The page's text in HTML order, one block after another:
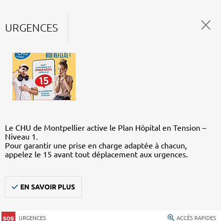
URGENCES
Le CHU de Montpellier active le Plan Hôpital en Tension –
Niveau 1.
Pour garantir une prise en charge adaptée à chacun,
appelez le 15 avant tout déplacement aux urgences.
EN SAVOIR PLUS
URGENCES ACCÈS RAPIDES